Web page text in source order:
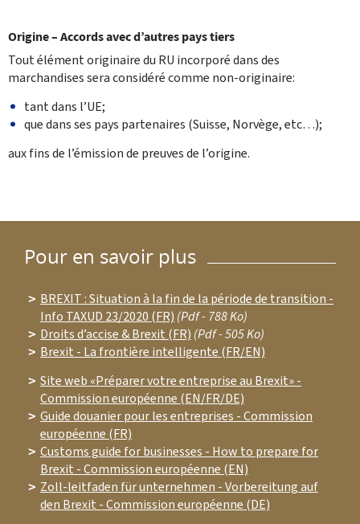
Origine – Accords avec d’autres pays tiers
Tout élément originaire du RU incorporé dans des
marchandises sera considéré comme non-originaire:
tant dans l’UE;
que dans ses pays partenaires (Suisse, Norvège, etc…);
aux fins de l’émission de preuves de l’origine.
Pour en savoir plus
BREXIT : Situation à la fin de la période de transition -
Info TAXUD 23/2020 (FR) (Pdf - 788 Ko)
Droits d’accise & Brexit (FR) (Pdf - 505 Ko)
Brexit - La frontière intelligente (FR/EN)
Site web «Préparer votre entreprise au Brexit» -
Commission européenne (EN/FR/DE)
Guide douanier pour les entreprises - Commission
européenne (FR)
Customs guide for businesses - How to prepare for
Brexit - Commission européenne (EN)
Zoll-leitfaden für unternehmen - Vorbereitung auf
den Brexit - Commission européenne (DE)